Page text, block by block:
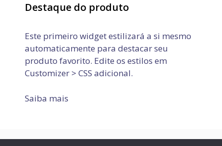
Destaque do produto
Este primeiro widget estilizará a si mesmo
automaticamente para destacar seu
produto favorito. Edite os estilos em
Customizer > CSS adicional.
Saiba mais